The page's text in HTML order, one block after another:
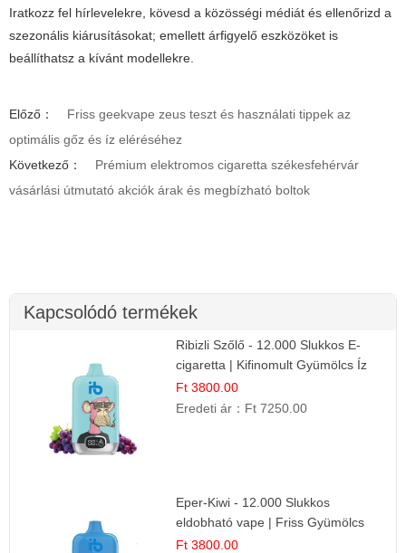
Iratkozz fel hírlevelekre, kövesd a közösségi médiát és ellenőrizd a
szezonális kiárusításokat; emellett árfigyelő eszközöket is
beállíthatsz a kívánt modellekre.
Előző：
Friss geekvape zeus teszt és használati tippek az
optimális gőz és íz eléréséhez
Következő：
Prémium elektromos cigaretta székesfehérvár
vásárlási útmutató akciók árak és megbízható boltok
Kapcsolódó termékek
Ribizli Szőlő - 12.000 Slukkos E-
cigaretta | Kifinomult Gyümölcs Íz
Ft 3800.00
Eredeti ár： Ft 7250.00
Eper-Kiwi - 12.000 Slukkos
eldobható vape | Friss Gyümölcs
Kombináció
Ft 3800.00